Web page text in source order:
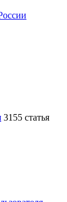
3155 статья